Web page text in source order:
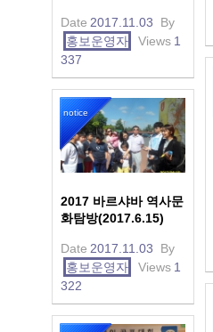
Date 2017.11.03
By
홍보운영자
Views 1
337
notice
2017 바르샤바 역사문
화탐방(2017.6.15)
Date 2017.11.03
By
홍보운영자
Views 1
322